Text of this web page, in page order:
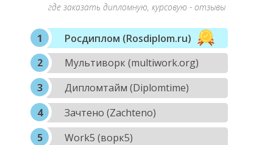
где заказать дипломную, курсовую - отзывы
Росдиплом (Rosdiplom.ru)
Мультиворк (multiwork.org)
Дипломтайм (Diplomtime)
Зачтено (Zachteno)
Work5 (ворк5)